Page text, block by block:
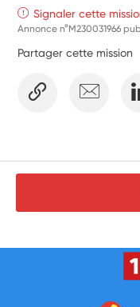
Signaler cette
Annonce n°M230031966
Partager cette mission